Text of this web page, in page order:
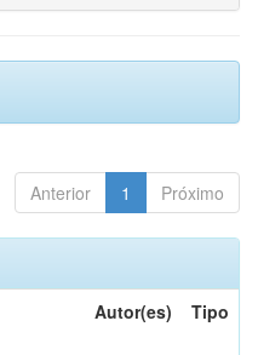
Anterior 1 Próximo
Autor(es) Tipo